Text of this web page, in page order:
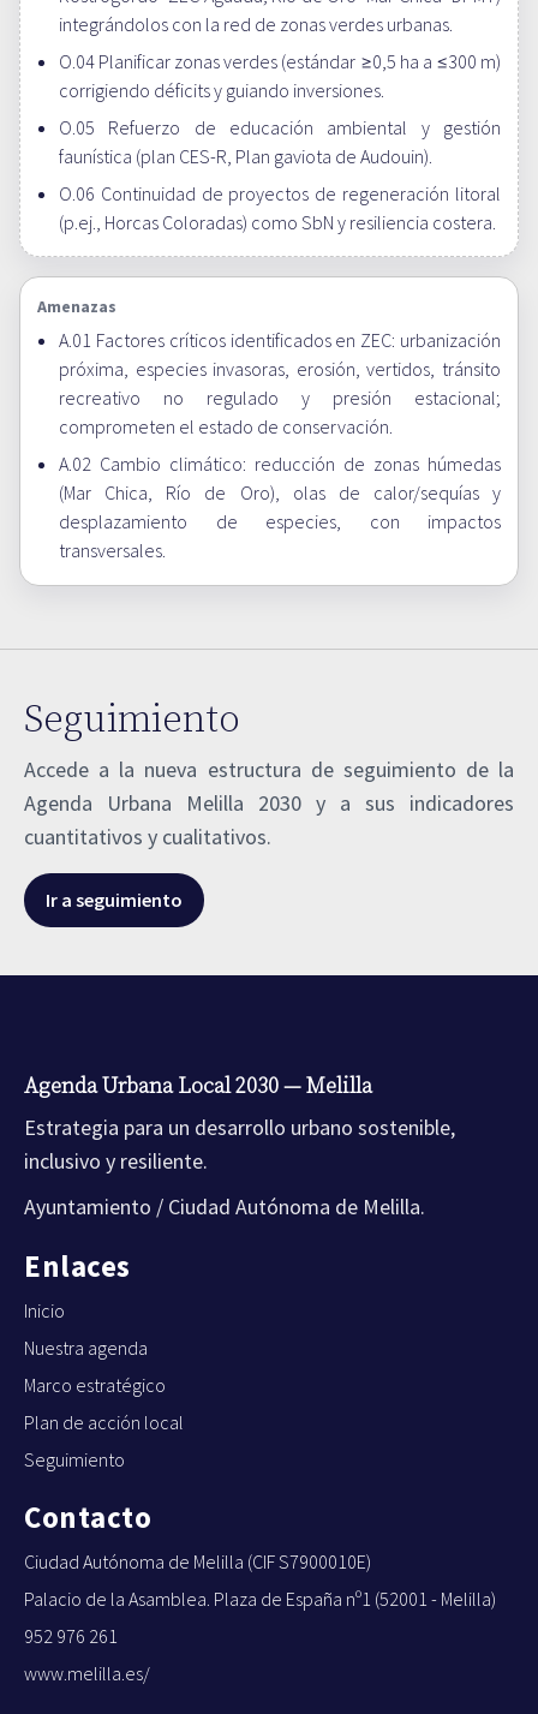
integrándolos con la red de zonas verdes urbanas.
O.04 Planificar zonas verdes (estándar ≥0,5 ha a ≤300 m)
corrigiendo déficits y guiando inversiones.
O.05 Refuerzo de educación ambiental y gestión
faunística (plan CES-R, Plan gaviota de Audouin).
O.06 Continuidad de proyectos de regeneración litoral
(p.ej., Horcas Coloradas) como SbN y resiliencia costera.
Amenazas
A.01 Factores críticos identificados en ZEC: urbanización
próxima, especies invasoras, erosión, vertidos, tránsito
recreativo no regulado y presión estacional;
comprometen el estado de conservación.
A.02 Cambio climático: reducción de zonas húmedas
(Mar Chica, Río de Oro), olas de calor/sequías y
desplazamiento de especies, con impactos
transversales.
Seguimiento
Accede a la nueva estructura de seguimiento de la
Agenda Urbana Melilla 2030 y a sus indicadores
cuantitativos y cualitativos.
Ir a seguimiento
Agenda Urbana Local 2030 — Melilla
Estrategia para un desarrollo urbano sostenible,
inclusivo y resiliente.
Ayuntamiento / Ciudad Autónoma de Melilla.
Enlaces
Inicio
Nuestra agenda
Marco estratégico
Plan de acción local
Seguimiento
Contacto
Ciudad Autónoma de Melilla (CIF S7900010E)
Palacio de la Asamblea. Plaza de España nº1 (52001 - Melilla)
952 976 261
www.melilla.es/